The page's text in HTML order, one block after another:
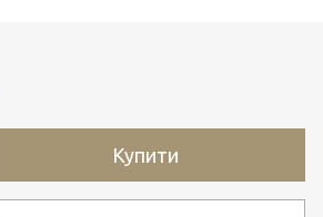
Купити